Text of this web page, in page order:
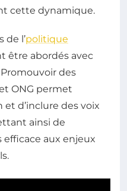
cette dynamique.
de l’politique
être abordés avec
des
ONG permet
et d’inclure des voix
ainsi de
aux enjeux